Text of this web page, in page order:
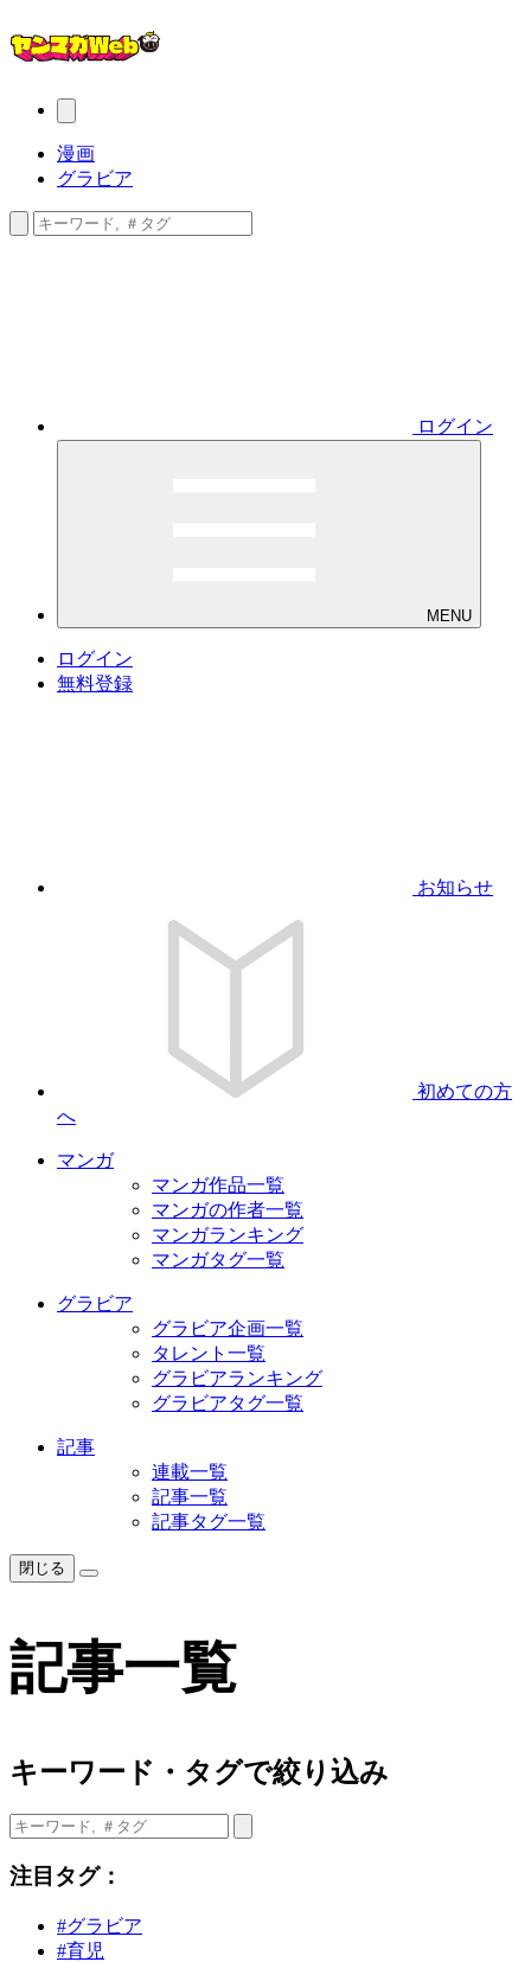
漫画
グラビア
ログイン
MENU
ログイン
無料登録
お知らせ
初めての方
へ
マンガ
マンガ作品一覧
マンガの作者一覧
マンガランキング
マンガタグ一覧
グラビア
グラビア企画一覧
タレント一覧
グラビアランキング
グラビアタグ一覧
記事
連載一覧
記事一覧
記事タグ一覧
閉じる
記事一覧
キーワード・タグで絞り込み
注目タグ：
#グラビア
#育児